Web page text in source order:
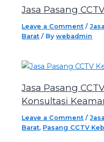
Jasa Pasang
Leave a Comment /
Barat / Bywebadmin
Jasa Pasang
Konsultasi
Leave a Comment /
Barat, Pasang CCTV